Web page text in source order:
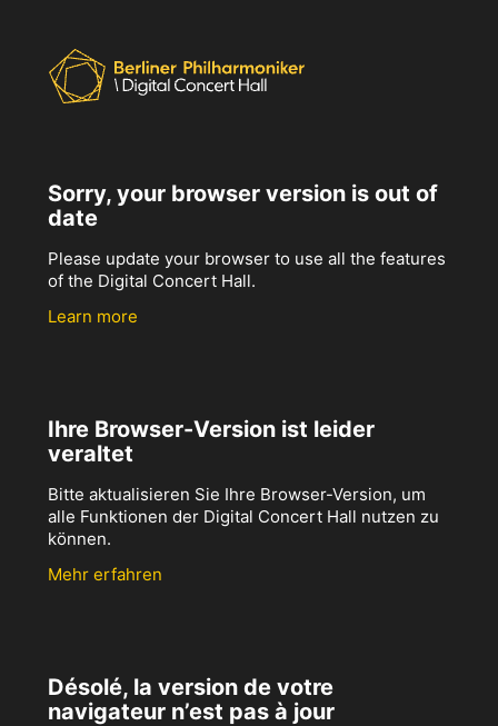
Sorry, your browser version is out of
date
Please update your browser to use all the features
of the Digital Concert Hall.
Learn more
Ihre Browser-Version ist leider
veraltet
Bitte aktualisieren Sie Ihre Browser-Version, um
alle Funktionen der Digital Concert Hall nutzen zu
können.
Mehr erfahren
Désolé, la version de votre
navigateur n’est pas à jour